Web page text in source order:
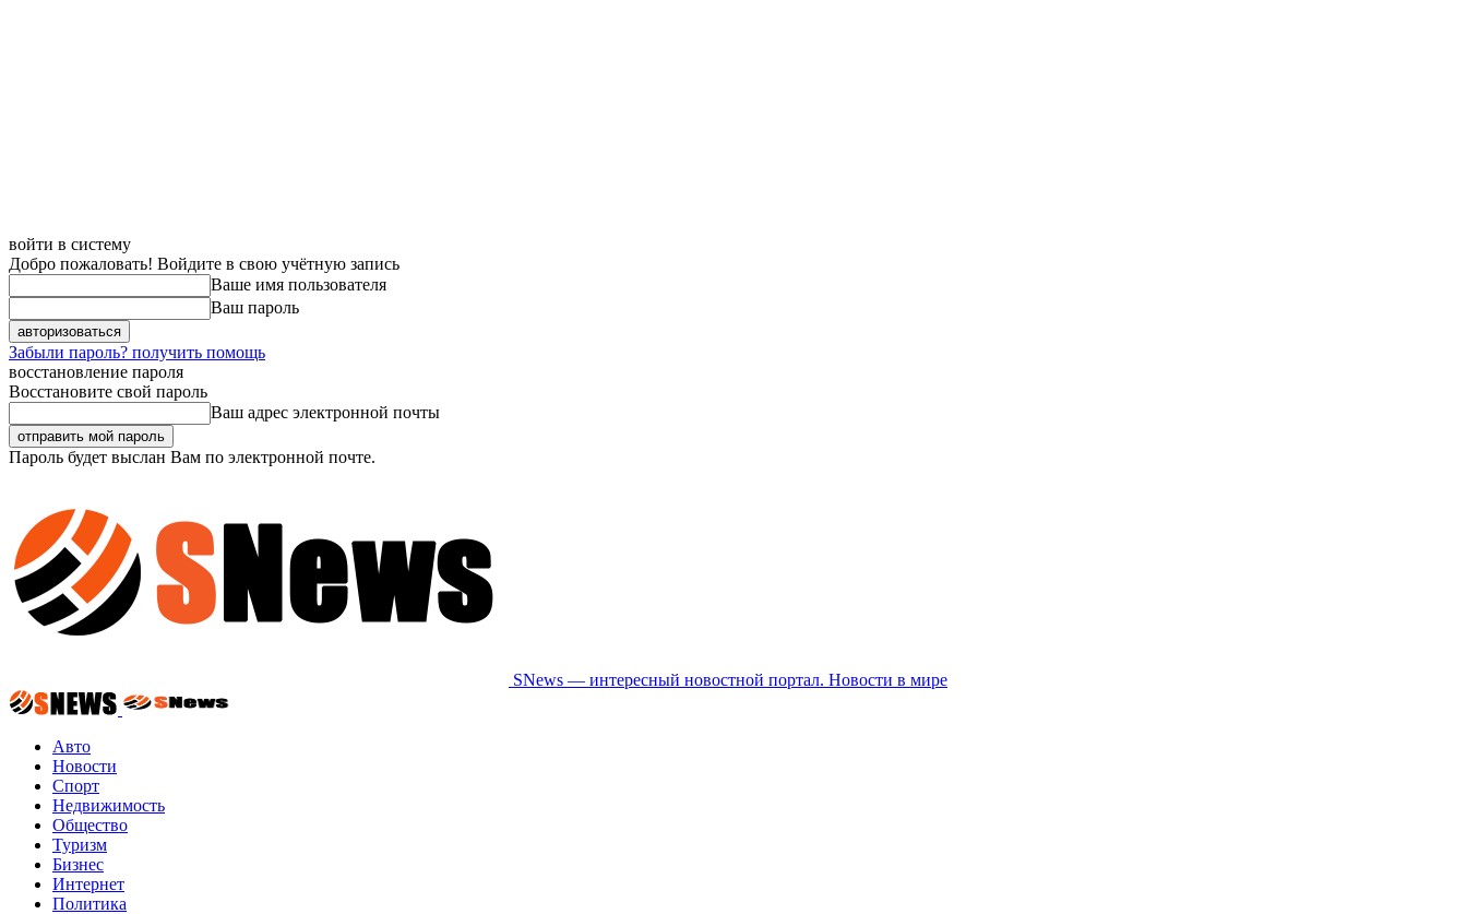
войти в систему
Добро пожаловать! Войдите в свою учётную запись
Ваше имя пользователя
Ваш пароль
Забыли пароль? получить помощь
восстановление пароля
Восстановите свой пароль
Ваш адрес электронной почты
Пароль будет выслан Вам по электронной почте.
SNews — интересный новостной портал. Новости в мире
Авто
Новости
Спорт
Недвижимость
Общество
Туризм
Бизнес
Интернет
Политика